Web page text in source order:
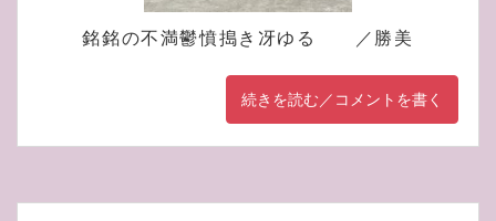
銘銘の不満鬱憤搗き冴ゆる ／勝美
続きを読む／コメントを書く